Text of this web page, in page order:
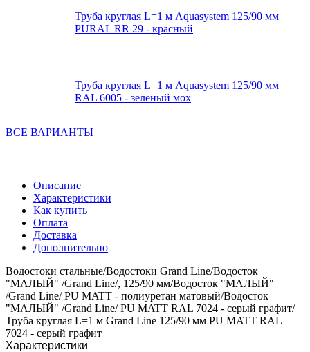
Труба круглая L=1 м Aquasystem 125/90 мм
PURAL RR 29 - красный
Труба круглая L=1 м Aquasystem 125/90 мм
RAL 6005 - зеленый мох
ВСЕ ВАРИАНТЫ
Описание
Характеристики
Как купить
Оплата
Доставка
Дополнительно
Водостоки стальные/Водостоки Grand Line/Водосток
"МАЛЫЙ" /Grand Line/, 125/90 мм/Водосток "МАЛЫЙ"
/Grand Line/ PU MATT - полиуретан матовый/Водосток
"МАЛЫЙ" /Grand Line/ PU MATT RAL 7024 - серый графит/
Труба круглая L=1 м Grand Line 125/90 мм PU MATT RAL
7024 - серый графит
Характеристики